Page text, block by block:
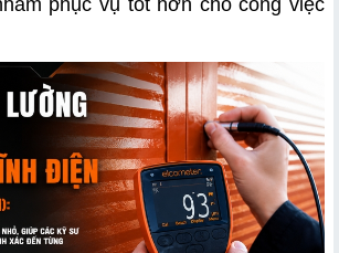
phục vụ tốt hơn cho công việc